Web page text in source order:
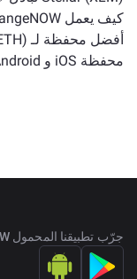
كيف يعمل ChangeNOW →
أفضل محفظة لـ USDT (ETH) →
محفظة iOS و Android لـ Stellar →
جرّب تطبيقنا المحمول NOW